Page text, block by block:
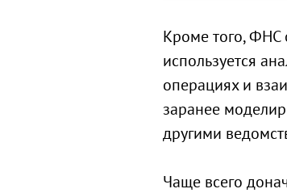
Кроме того, ФНС
используется
операциях и
заранее
другими
Чаще всего